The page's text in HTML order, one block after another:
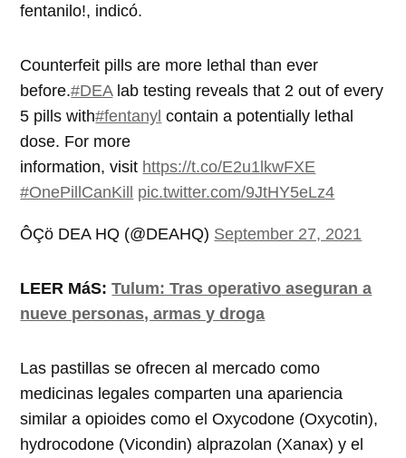
fentanilo!, indicó.
Counterfeit pills are more lethal than ever
before.#DEAlab testing reveals that 2 out of every
5 pills with#fentanyl contain a potentially lethal
dose. For more
information, visit https://t.co/E2u1lkwFXE
#OnePillCanKill pic.twitter.com/9JtHY5eLz4
ÔÇö DEA HQ (@DEAHQ) September 27, 2021
LEER MáS:Tulum: Tras operativo aseguran a
nueve personas, armas y droga
Las pastillas se ofrecen al mercado como
medicinas legales comparten una apariencia
similar a opioides como el Oxycodone (Oxycotin),
hydrocodone (Vicondin) alprazolan (Xanax) y el